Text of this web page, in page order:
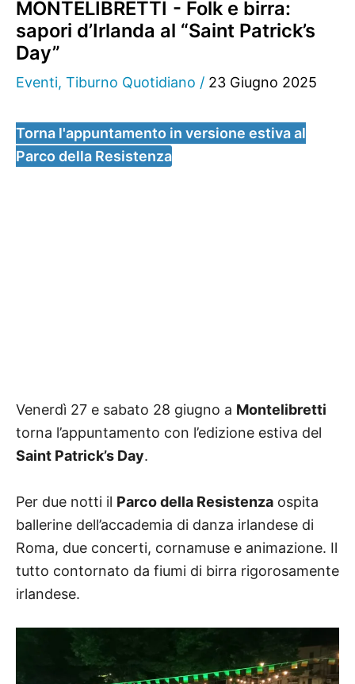
MONTELIBRETTI - Folk e birra:
sapori d’Irlanda al “Saint Patrick’s
Day”
Eventi, Tiburno Quotidiano / 23 Giugno 2025
Torna l'appuntamento in versione estiva al
Parco della Resistenza
Venerdì 27 e sabato 28 giugno a Montelibretti
torna l’appuntamento con l’edizione estiva del
Saint Patrick’s Day.
Per due notti il Parco della Resistenza ospita
ballerine dell’accademia di danza irlandese di
Roma, due concerti, cornamuse e animazione. Il
tutto contornato da fiumi di birra rigorosamente
irlandese.